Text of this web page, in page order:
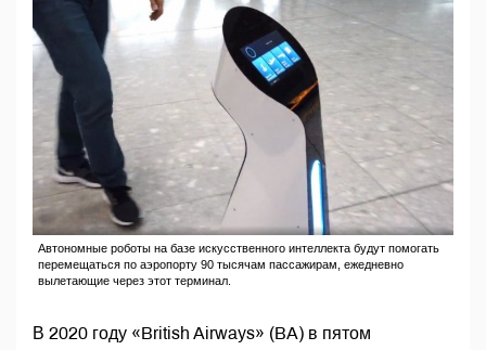
Автономные роботы на базе искусственного интеллекта будут помогать
перемещаться по аэропорту 90 тысячам пассажирам, ежедневно
вылетающие через этот терминал.
В 2020 году «British Airways» (BA) в пятом